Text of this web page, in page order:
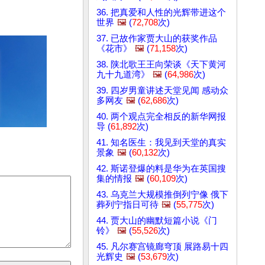
36. 把真爱和人性的光辉带进这个
世界 🖼️ (72,708次)
37. 已故作家贾大山的获奖作品
《花市》
🖼️ (71,158次)
38. 陕北歌王王向荣谈《天下黄河
九十九道湾》
🖼️ (64,986次)
39. 四岁男童讲述天堂见闻 感动众
多网友 🖼️ (62,686次)
40. 两个观点完全相反的新华网报
导 (61,892次)
41. 知名医生：我见到天堂的真实
景象 🖼️ (60,132次)
42. 斯诺登爆的料是华为在英国搜
集的情报 🖼️ (60,109次)
43. 乌克兰大规模推倒列宁像 俄下
葬列宁指日可待 🖼️ (55,775次)
44. 贾大山的幽默短篇小说《门
铃》
🖼️ (55,526次)
45. 凡尔赛宫镜廊穹顶 展路易十四
光辉史 🖼️ (53,679次)